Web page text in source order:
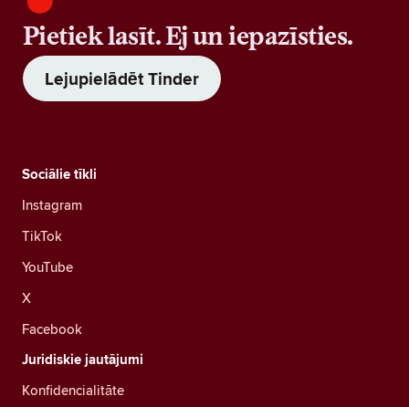
Pietiek lasīt. Ej un iepazīsties.
Lejupielādēt Tinder
Sociālie tīkli
Instagram
TikTok
YouTube
X
Facebook
Juridiskie jautājumi
Konfidencialitāte